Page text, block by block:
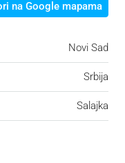
na Google mapama
Novi Sad
Srbija
Salajka